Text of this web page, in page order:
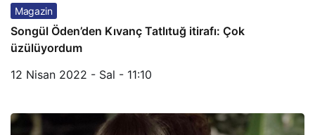
Magazin
Songül Öden’den Kıvanç Tatlıtuğ itirafı: Çok
üzülüyordum
12 Nisan 2022 - Sal - 11:10